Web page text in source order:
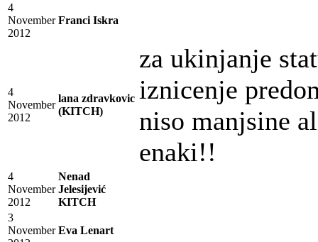
4
November
2012
Franci Iskra
4
November
2012
lana zdravkovic
(KITCH)
za ukinjanje
iznicenje
niso manjsine
enaki!!
4
November
2012
Nenad
Jelesijević
KITCH
3
November Eva Lenart